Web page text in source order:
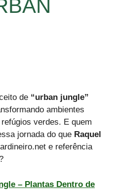
de “urban jungle”
ambientes
verdes. E quem
jornada do que Raquel
e referência
– Plantas Dentro de